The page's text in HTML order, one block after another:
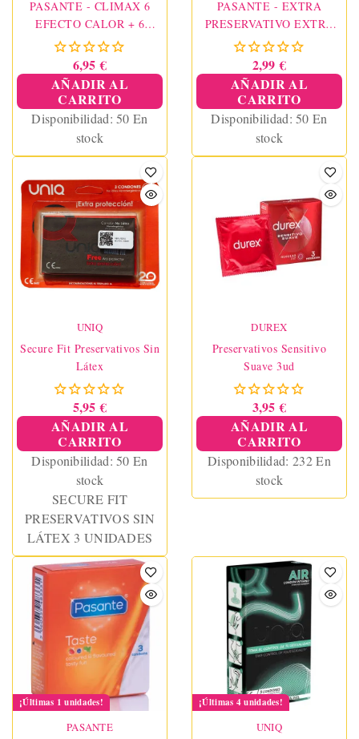
PASANTE - CLIMAX 6
EFECTO CALOR + 6
EFECTO FRIO /
12UNIDADES
6,95 €
AÑADIR AL
CARRITO
Disponibilidad:50 En
stock
PASANTE - EXTRA
PRESERVATIVO EXTRA
GRUESOS 3 UNIDADES
2,99 €
AÑADIR AL
CARRITO
Disponibilidad:50 En
stock
UNIQ
Secure Fit Preservativos Sin
Látex
5,95 €
AÑADIR AL
CARRITO
Disponibilidad:50 En
stock
SECURE FIT
PRESERVATIVOS SIN
LÁTEX 3 UNIDADES
DUREX
Preservativos Sensitivo
Suave 3ud
3,95 €
AÑADIR AL
CARRITO
Disponibilidad: 232 En
stock
¡Últimas 1 unidades!
PASANTE
¡Últimas 4 unidades!
UNIQ